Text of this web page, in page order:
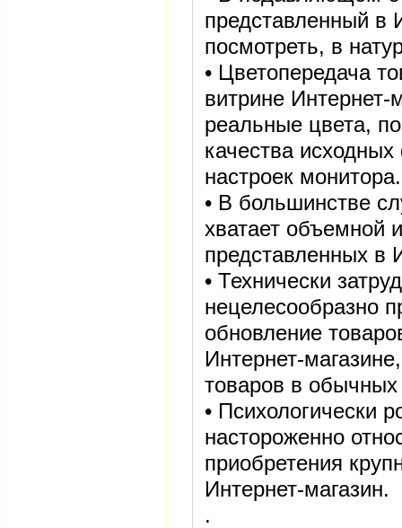
представленный в
посмотреть, в
• Цветопередача
витрине Интернет-
реальные цвета,
качества
настроек монитора.
• В большинстве
хватает объемной
представленных в
• Технически
нецелесообразно
обновление
Интернет-
товаров в обычных
• Психологически
настороженно
приобретения
Интернет-магазин.
.